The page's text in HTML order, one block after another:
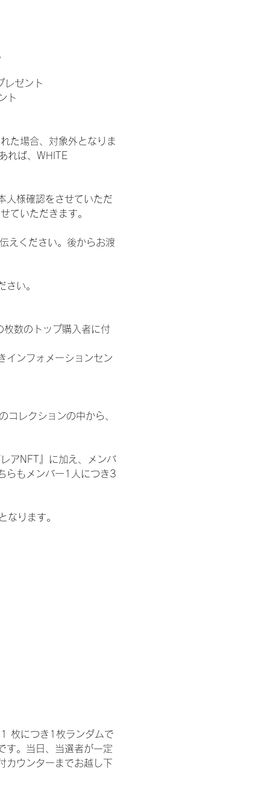
レゼント
ト
た場合、対象外となりま
れば、WHITE
人様確認をさせていただ
ていただきます。
えください。後からお渡
い。
数のトップ購入者に付
インフォメーションセン
レクションの中から、
アNFT』に加え、メンバ
らもメンバー1人につき3
なります。
枚につき1枚ランダムで
す。当日、当選者が一定
カウンターまでお越し下